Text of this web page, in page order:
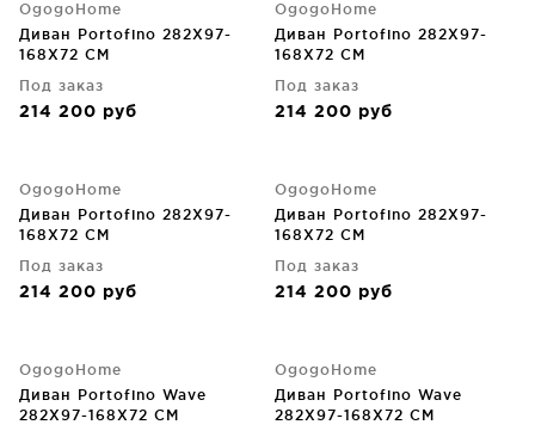
OgogoHome
Диван Portofino 282X97-
168X72 CM
Под заказ
214 200 руб
OgogoHome
Диван Portofino 282X97-
168X72 CM
Под заказ
214 200 руб
OgogoHome
Диван Portofino 282X97-
168X72 CM
Под заказ
214 200 руб
OgogoHome
Диван Portofino 282X97-
168X72 CM
Под заказ
214 200 руб
OgogoHome
Диван Portofino Wave
282X97-168X72 CM
OgogoHome
Диван Portofino Wave
282X97-168X72 CM